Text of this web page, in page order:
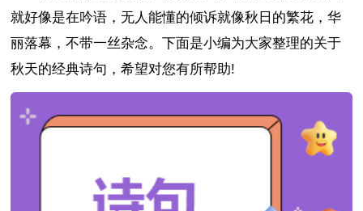
就好像是在吟语，无人能懂的倾诉就像秋日的繁花，华
丽落幕，不带一丝杂念。下面是小编为大家整理的关于
秋天的经典诗句，希望对您有所帮助!